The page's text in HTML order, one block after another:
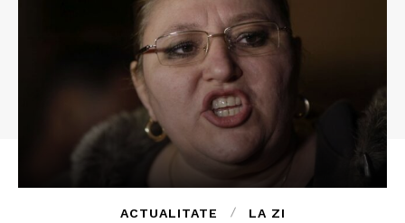
ACTUALITATE LA ZI